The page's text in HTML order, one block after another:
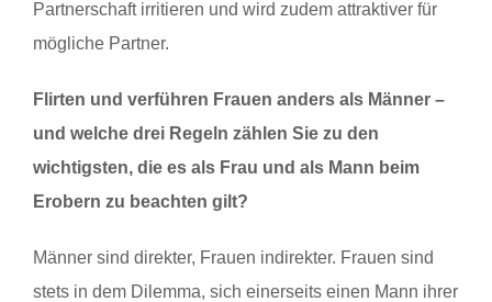
Partnerschaft irritieren und wird zudem attraktiver für
mögliche Partner.
Flirten und verführen Frauen anders als Männer –
und welche drei Regeln zählen Sie zu den
wichtigsten, die es als Frau und als Mann beim
Erobern zu beachten gilt?
Männer sind direkter, Frauen indirekter. Frauen sind
stets in dem Dilemma, sich einerseits einen Mann ihrer